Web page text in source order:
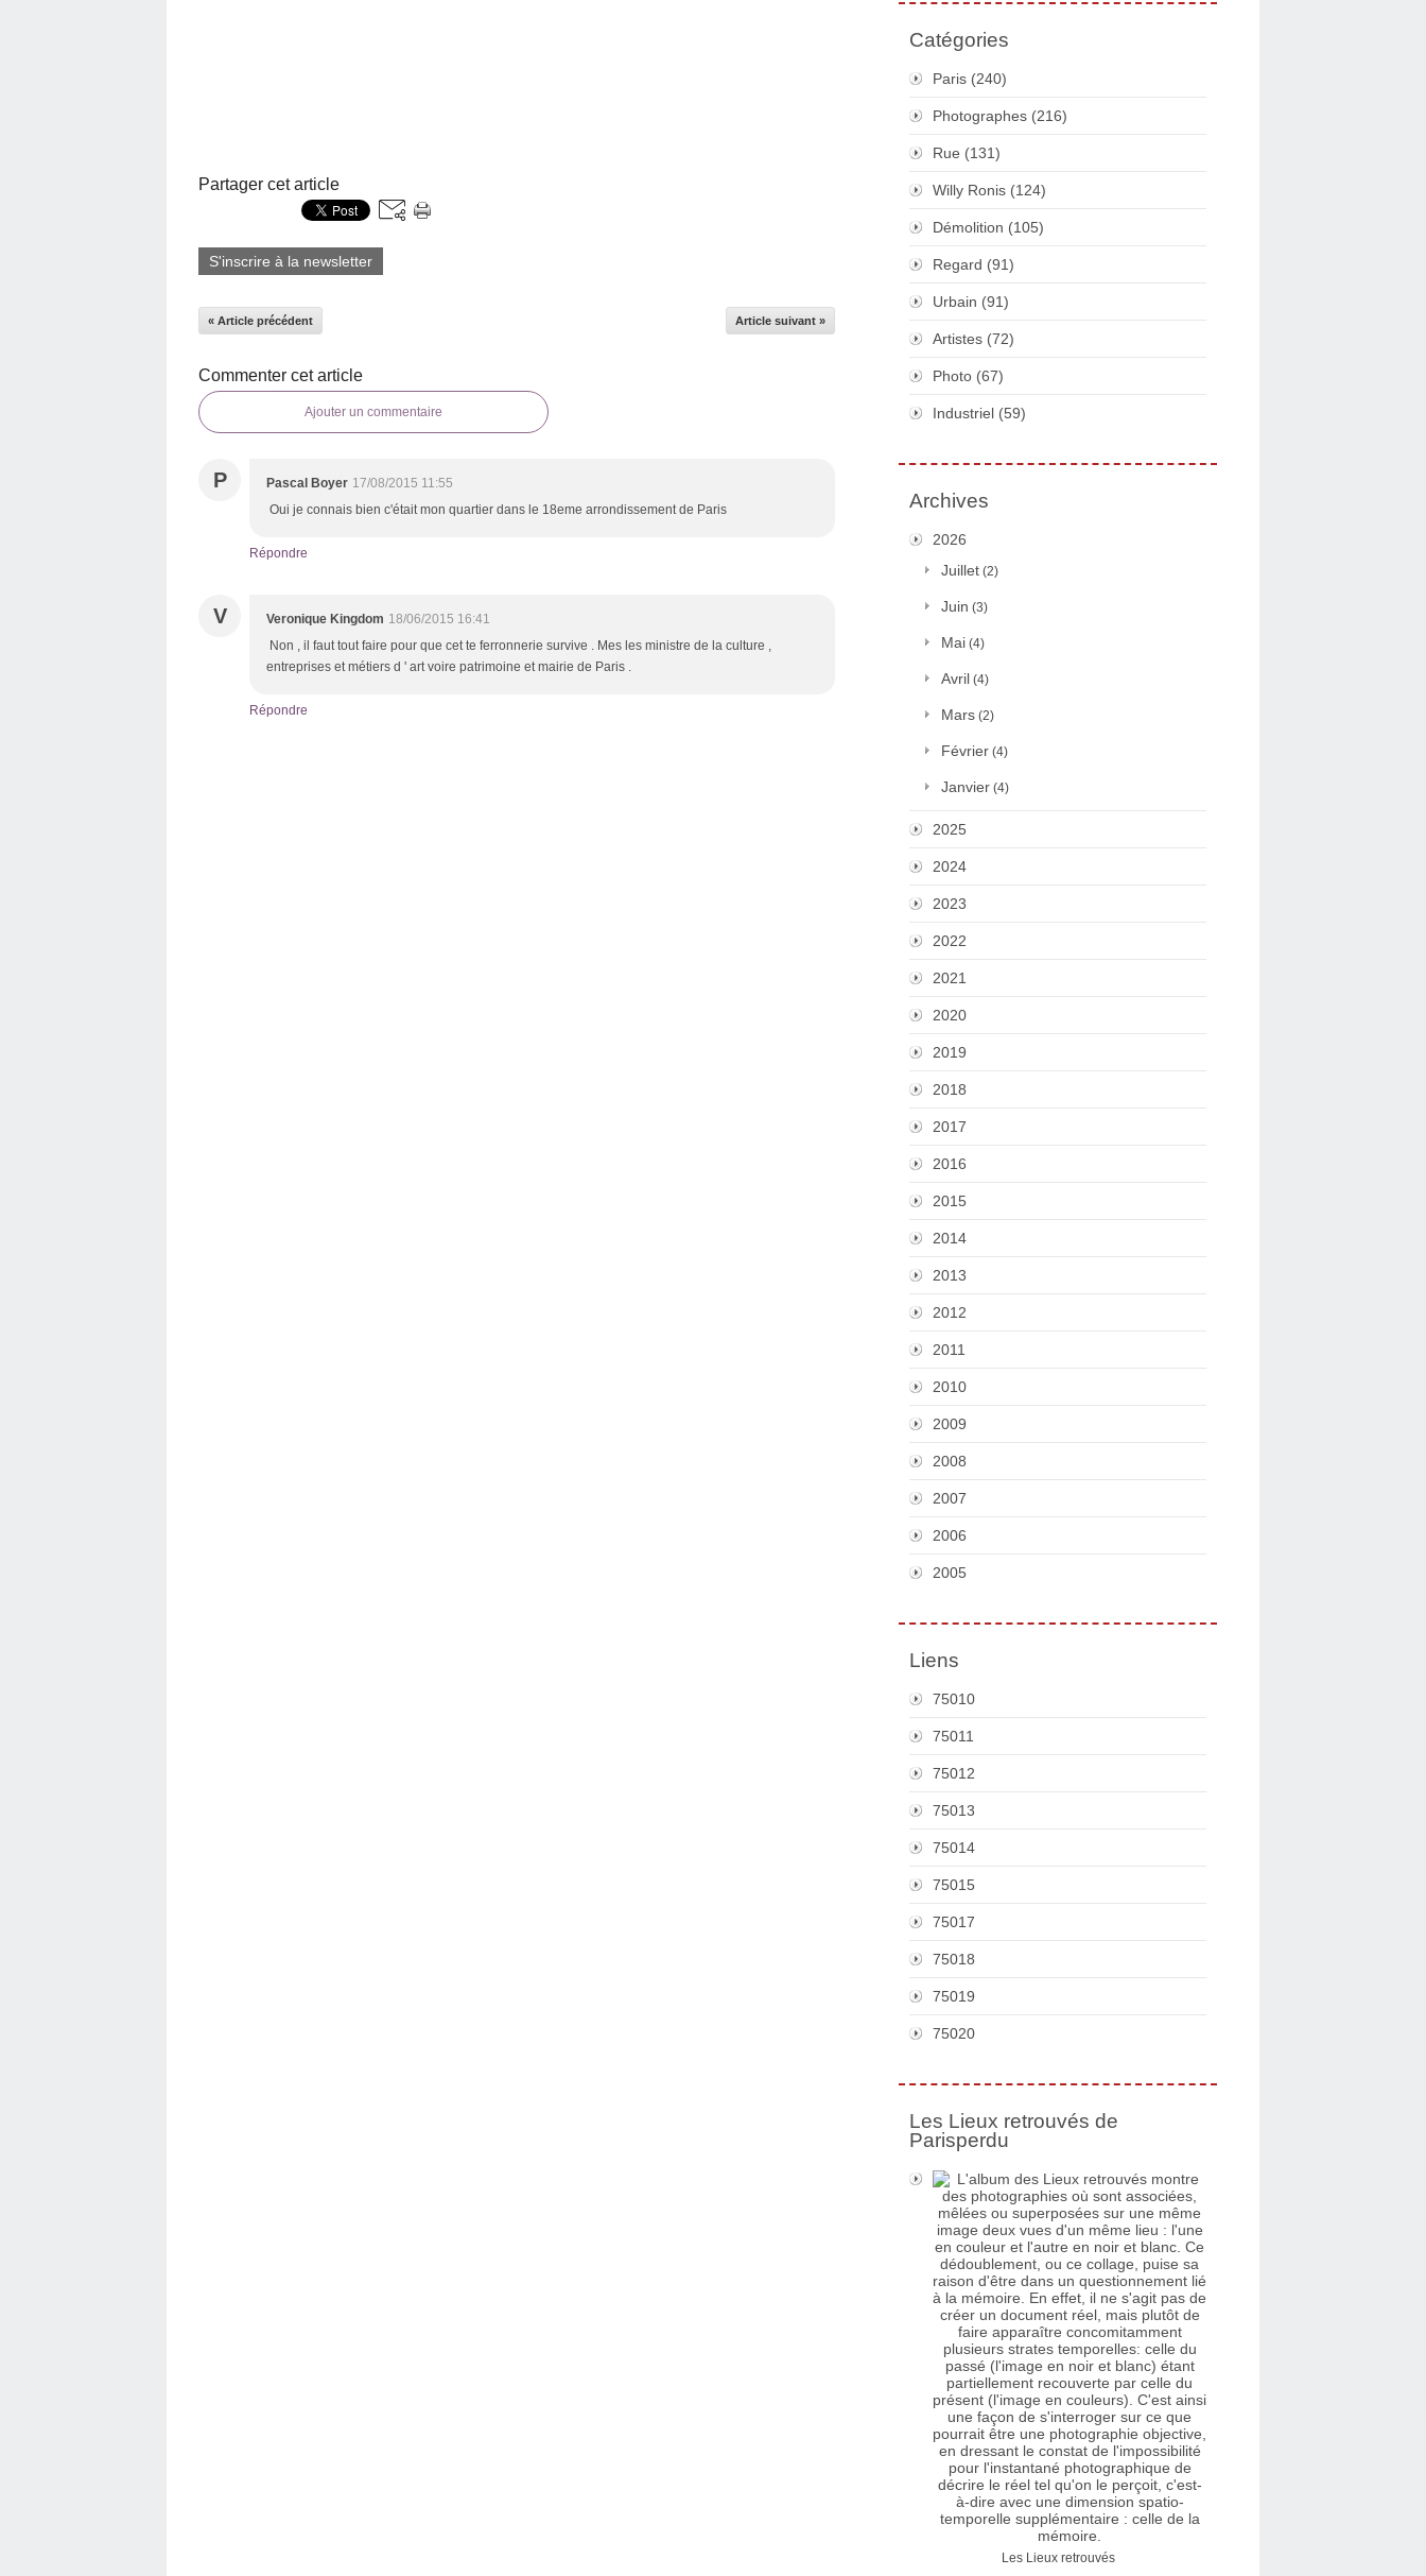
Partager cet article
S'inscrire à la newsletter
« Article précédent Article suivant »
Commenter cet article
Ajouter un commentaire
P Pascal Boyer 17/08/2015 11:55
Oui je connais bien c'était mon quartier dans le 18eme arrondissement de Paris
Répondre
V Veronique Kingdom 18/06/2015 16:41
Non , il faut tout faire pour que cet te ferronnerie survive . Mes les ministre de la culture ,
entreprises et métiers d ' art voire patrimoine et mairie de Paris .
Répondre
Catégories
Paris (240)
Photographes (216)
Rue (131)
Willy Ronis (124)
Démolition (105)
Regard (91)
Urbain (91)
Artistes (72)
Photo (67)
Industriel (59)
Archives
2026
Juillet (2)
Juin (3)
Mai (4)
Avril (4)
Mars (2)
Février (4)
Janvier (4)
2025
2024
2023
2022
2021
2020
2019
2018
2017
2016
2015
2014
2013
2012
2011
2010
2009
2008
2007
2006
2005
Liens
75010
75011
75012
75013
75014
75015
75017
75018
75019
75020
Les Lieux retrouvés de
Parisperdu
Les Lieux retrouvés